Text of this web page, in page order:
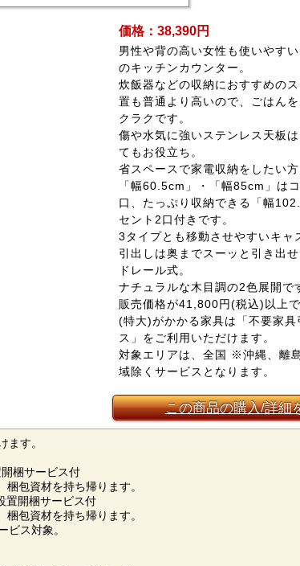
価格：38,390円
男性や背の高い女性も使いやす
のキッチンカウンター。
炊飯器などの収納におすすめの
置も普通より高いので、ごはん
クラクです。
傷や水気に強いステンレス天板
てもお役立ち。
省スペースで家電収納をしたい
「幅60.5cm」・「幅85cm」は
口、たっぷり収納できる「幅
セント2口付きです。
3タイプとも移動させやすいキャ
引出しは奥までスーッと引き出
ドレール式。
ナチュラルな木目調の2色展開で
販売価格が41,800円(税込)以上
(特大)がかかる家具は「不要家具
ス」をご利用いただけます。
対象エリアは、全国 ※沖縄、離
域除くサービスとなります。
この商品の購入/詳細
ます。
梱サービス付
包資材を持ち帰ります。
置開梱サービス付
包資材を持ち帰ります。
ス対象。